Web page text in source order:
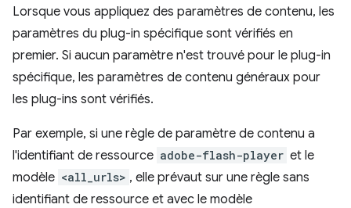
Lorsque vous appliquez des paramètres de contenu, les
paramètres du plug-in spécifique sont vérifiés en
premier. Si aucun paramètre n'est trouvé pour le plug-in
spécifique, les paramètres de contenu généraux pour
les plug-ins sont vérifiés.
Par exemple, si une règle de paramètre de contenu a
l'identifiant de ressource adobe-flash-player et le
modèle <all_urls> , elle prévaut sur une règle sans
identifiant de ressource et avec le modèle